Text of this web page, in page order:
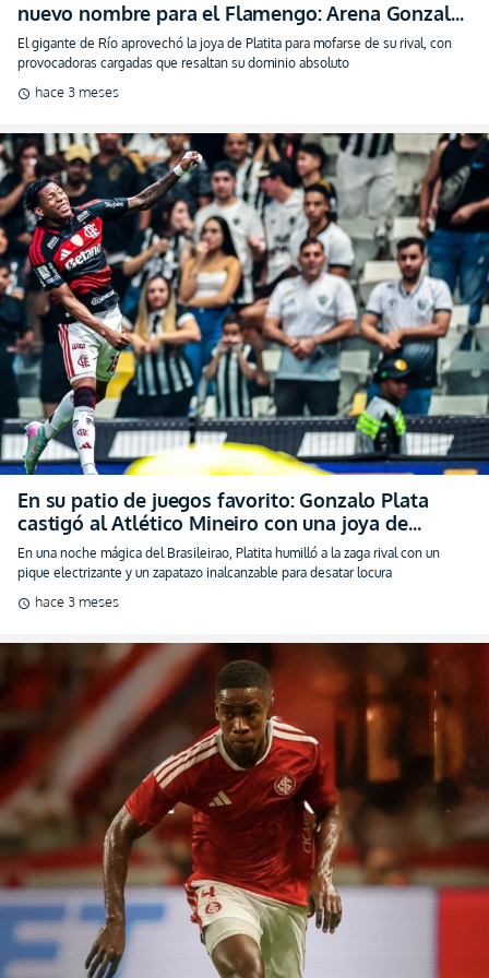
nuevo nombre para el Flamengo: Arena Gonzalo
Plata (VIDEO)
El gigante de Río aprovechó la joya de Platita para mofarse de su rival, con
provocadoras cargadas que resaltan su dominio absoluto
schedule hace 3 meses
En su patio de juegos favorito: Gonzalo Plata
castigó al Atlético Mineiro con una joya de
colección (VIDEO)
En una noche mágica del Brasileirao, Platita humilló a la zaga rival con un
pique electrizante y un zapatazo inalcanzable para desatar locura
schedule hace 3 meses